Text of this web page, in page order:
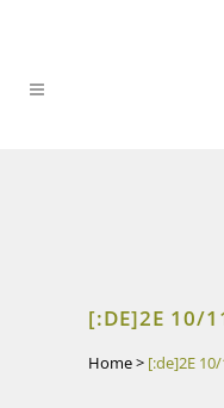
[:DE]2E 10/
Home> [:de]2E